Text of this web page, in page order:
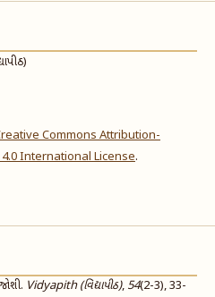
Commons Attribution-
International License.
Vidyapith (વિદ્યાપીઠ), 54(2-3), 33-